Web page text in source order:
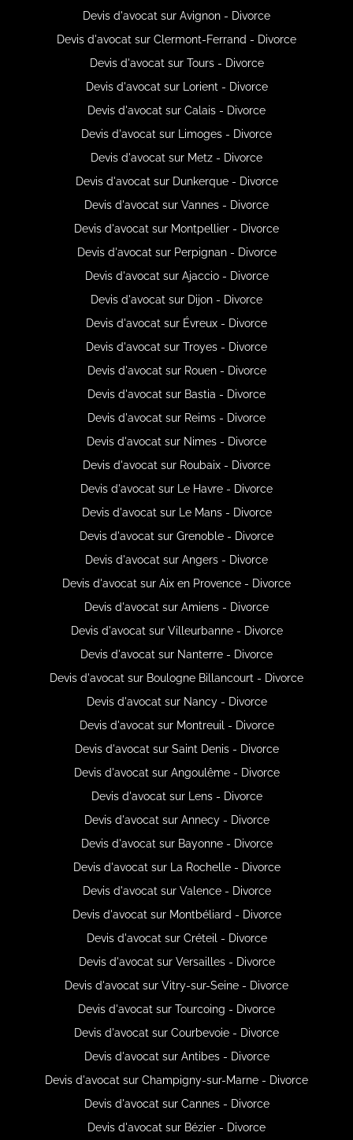
Devis d'avocat sur Avignon - Divorce
Devis d'avocat sur Clermont-Ferrand - Divorce
Devis d'avocat sur Tours - Divorce
Devis d'avocat sur Lorient - Divorce
Devis d'avocat sur Calais - Divorce
Devis d'avocat sur Limoges - Divorce
Devis d'avocat sur Metz - Divorce
Devis d'avocat sur Dunkerque - Divorce
Devis d'avocat sur Vannes - Divorce
Devis d'avocat sur Montpellier - Divorce
Devis d'avocat sur Perpignan - Divorce
Devis d'avocat sur Ajaccio - Divorce
Devis d'avocat sur Dijon - Divorce
Devis d'avocat sur Évreux - Divorce
Devis d'avocat sur Troyes - Divorce
Devis d'avocat sur Rouen - Divorce
Devis d'avocat sur Bastia - Divorce
Devis d'avocat sur Reims - Divorce
Devis d'avocat sur Nimes - Divorce
Devis d'avocat sur Roubaix - Divorce
Devis d'avocat sur Le Havre - Divorce
Devis d'avocat sur Le Mans - Divorce
Devis d'avocat sur Grenoble - Divorce
Devis d'avocat sur Angers - Divorce
Devis d'avocat sur Aix en Provence - Divorce
Devis d'avocat sur Amiens - Divorce
Devis d'avocat sur Villeurbanne - Divorce
Devis d'avocat sur Nanterre - Divorce
Devis d'avocat sur Boulogne Billancourt - Divorce
Devis d'avocat sur Nancy - Divorce
Devis d'avocat sur Montreuil - Divorce
Devis d'avocat sur Saint Denis - Divorce
Devis d'avocat sur Angoulême - Divorce
Devis d'avocat sur Lens - Divorce
Devis d'avocat sur Annecy - Divorce
Devis d'avocat sur Bayonne - Divorce
Devis d'avocat sur La Rochelle - Divorce
Devis d'avocat sur Valence - Divorce
Devis d'avocat sur Montbéliard - Divorce
Devis d'avocat sur Créteil - Divorce
Devis d'avocat sur Versailles - Divorce
Devis d'avocat sur Vitry-sur-Seine - Divorce
Devis d'avocat sur Tourcoing - Divorce
Devis d'avocat sur Courbevoie - Divorce
Devis d'avocat sur Antibes - Divorce
Devis d'avocat sur Champigny-sur-Marne - Divorce
Devis d'avocat sur Cannes - Divorce
Devis d'avocat sur Bézier - Divorce